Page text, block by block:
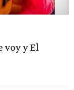
voy y El